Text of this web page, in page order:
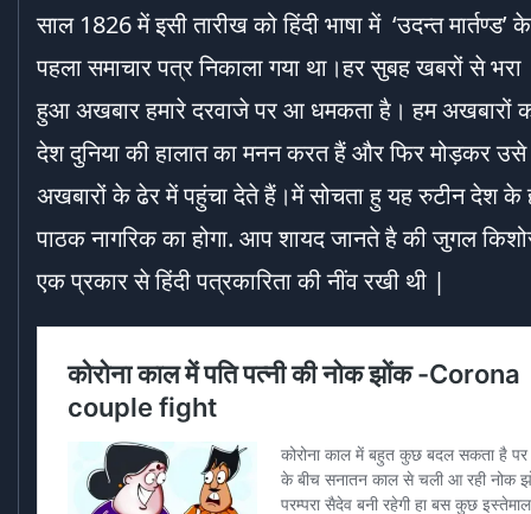
साल 1826 में इसी तारीख को हिंदी भाषा में ‘उदन्त मार्तण्ड’
पहला समाचार पत्र निकाला गया था।हर सुबह खबरों से भरा
हुआ अखबार हमारे दरवाजे पर आ धमकता है। हम अखबारों
देश दुनिया की हालात का मनन करत हैं और फिर मोड़कर उसे
अखबारों के ढेर में पहुंचा देते हैं।में सोचता हु यह रुटीन देश के
पाठक नागरिक का होगा. आप शायद जानते है की जुगल
एक प्रकार से हिंदी पत्रकारिता की नींव रखी थी |